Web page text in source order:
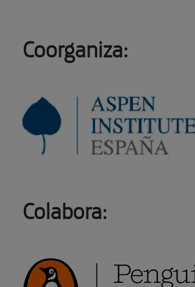
Coorganiza:
Colabora: